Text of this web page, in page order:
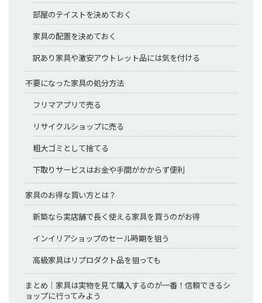
部屋のテイストを決めておく
家具の配置を決めておく
訳あり家具や激安アウトレット品には気を付ける
不要になった家具の処分方法
フリマアプリで売る
リサイクルショップに売る
粗大ゴミとして捨てる
下取りサービスはお金や手間がかからず便利
家具のお得な買い方とは？
新築なら実店舗で長く使える家具を買うのがお得
インイリアショップのセール時期を狙う
高級家具はリプロダクト品を狙っても
まとめ｜家具は実物を見て購入するのが一番！信頼できるシ
ョップに行ってみよう